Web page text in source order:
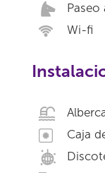
Paseo
Wi-fi
Caja